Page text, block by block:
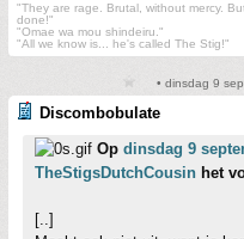
"They are rage. Brutal, without mercy.
done!"
"Omae wa mou shindeiru."
"All we know is... he's called The Stig!"
• dinsdag 9
Discombobulate
Op dinsdag 9
TheStigsDutchCousin het
[..]